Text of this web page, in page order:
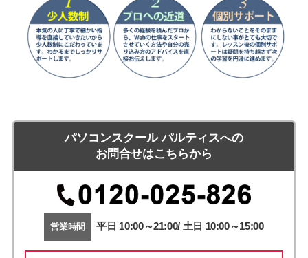
パソコンスクール パルティスへの
お問合せはこちらから
営業時間 平日 10:00～21:00/ 土日 10:00～15:00